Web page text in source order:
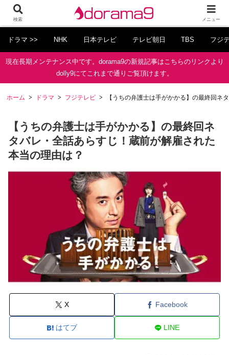
ドラマ >> NHK 日本テレビ テレビ朝日 TBS フジ
現在長期メンテナンス中です。dorama9の新規記事はこちらのリンクより
dolly9にてこれまで通りご覧頂けます。
ホーム ドラマ フジテレビ 【うちの弁護士は手がかかる】の最終回ネ
【うちの弁護士は手がかかる】の最終回ネ
タバレ・全話あらすじ！蔵前が解雇された
本当の理由は？
X Facebook
はてブ LINE
検索 メニュー